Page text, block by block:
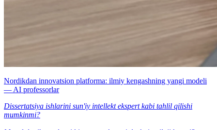
Nordikdan innovatsion platforma: ilmiy kengashning yangi modeli
— AI professorlar
Dissertatsiya ishlarini sun'iy intellekt ekspert kabi tahlil qilishi
mumkinmi?